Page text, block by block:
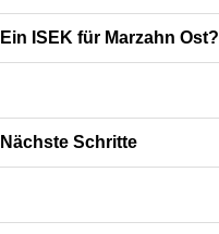
Ein ISEK für Marzahn Ost?
Nächste Schritte